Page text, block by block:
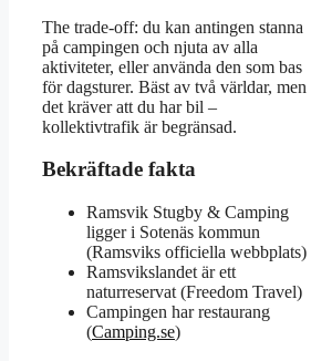
The trade-off: du kan antingen stanna
på campingen och njuta av alla
aktiviteter, eller använda den som bas
för dagsturer. Bäst av två världar, men
det kräver att du har bil –
kollektivtrafik är begränsad.
Bekräftade fakta
Ramsvik Stugby & Camping
ligger i Sotenäs kommun
(Ramsviks officiella webbplats)
Ramsvikslandet är ett
naturreservat (Freedom Travel)
Campingen har restaurang
(Camping.se)